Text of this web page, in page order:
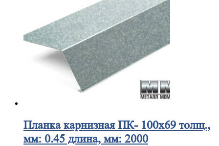
Планкакарнизная ПК- 100х69 толщ.,
мм: 0.45 длина, мм: 2000